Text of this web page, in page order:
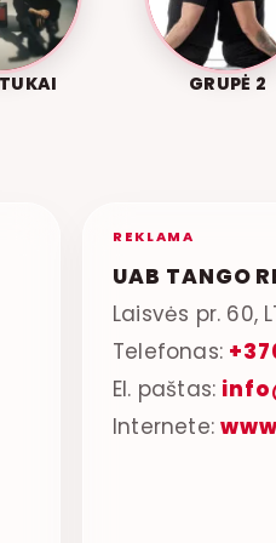
GRUPĖ 2
REKLAMA
UAB TANGO
Laisvės pr. 60,
Telefonas:
El. paštas:
Internete: